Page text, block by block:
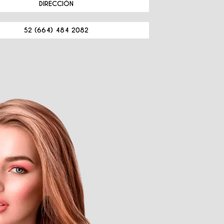
DIRECCIÓN
52 (664) 484 2082